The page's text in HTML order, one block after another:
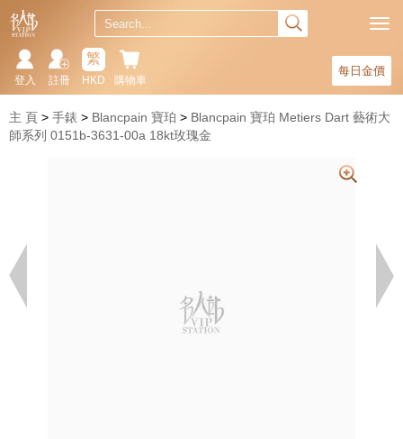
每日金價
購物車
繁
HKD
註冊
登入
主 頁 手錶 Blancpain 寶珀
Blancpain 寶珀 Metiers Dart 藝術大
師系列 0151b-3631-00a 18kt玫瑰金